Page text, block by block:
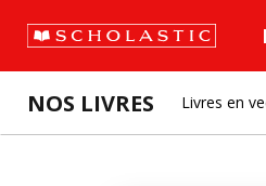
NOS LIVRES Livres en